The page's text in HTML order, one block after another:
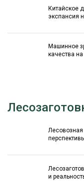
Китайское
экспансия
Машинное
качества
Лесовозная
и